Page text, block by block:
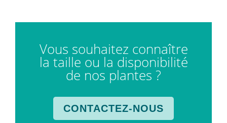
Vous souhaitez connaître
la taille ou la disponibilité
de nos plantes ?
CONTACTEZ-NOUS